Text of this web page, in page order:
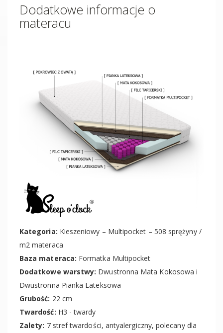
Dodatkowe informacje o
materacu
Kategoria: Kieszeniowy – Multipocket – 508 sprężyny /
m2 materaca
Baza materaca: Formatka Multipocket
Dodatkowe warstwy: Dwustronna Mata Kokosowa i
Dwustronna Pianka Lateksowa
Grubość: 22 cm
Twardość: H3 - twardy
Zalety: 7 stref twardości, antyalergiczny, polecany dla